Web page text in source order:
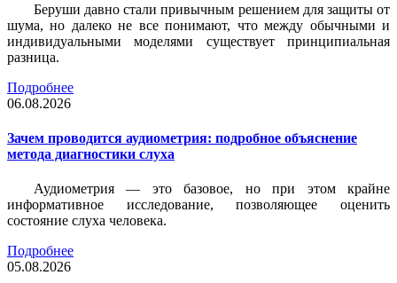
Беруши давно стали привычным решением для защиты от
шума, но далеко не все понимают, что между обычными и
индивидуальными моделями существует принципиальная
разница.
Подробнее
06.08.2026
Зачем проводится аудиометрия: подробное объяснение
метода диагностики слуха
Аудиометрия — это базовое, но при этом крайне
информативное исследование, позволяющее оценить
состояние слуха человека.
Подробнее
05.08.2026